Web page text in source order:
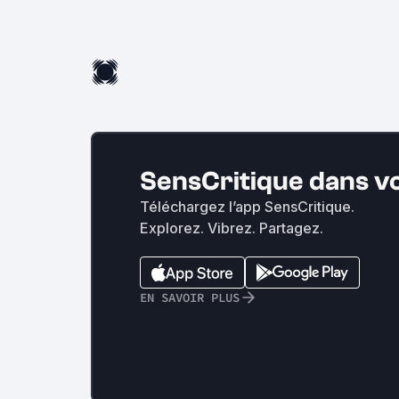
SensCritique dans
Téléchargez l’app SensCritique.
Explorez. Vibrez. Partagez.
EN SAVOIR PLUS